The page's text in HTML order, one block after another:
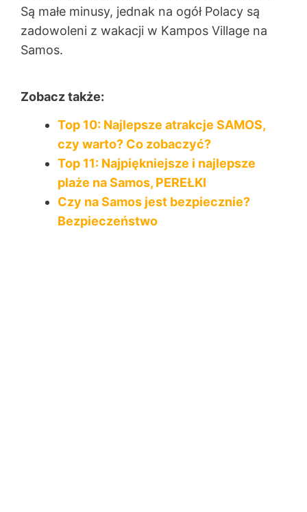
Są małe minusy, jednak na ogół Polacy są
zadowoleni z wakacji w Kampos Village na
Samos.
Zobacz także:
Top 10: Najlepsze atrakcje SAMOS,
czy warto? Co zobaczyć?
Top 11: Najpiękniejsze i najlepsze
plaże na Samos, PEREŁKI
Czy na Samos jest bezpiecznie?
Bezpieczeństwo